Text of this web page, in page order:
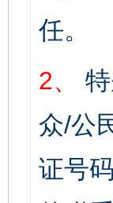
任。
2、
众/公
证号